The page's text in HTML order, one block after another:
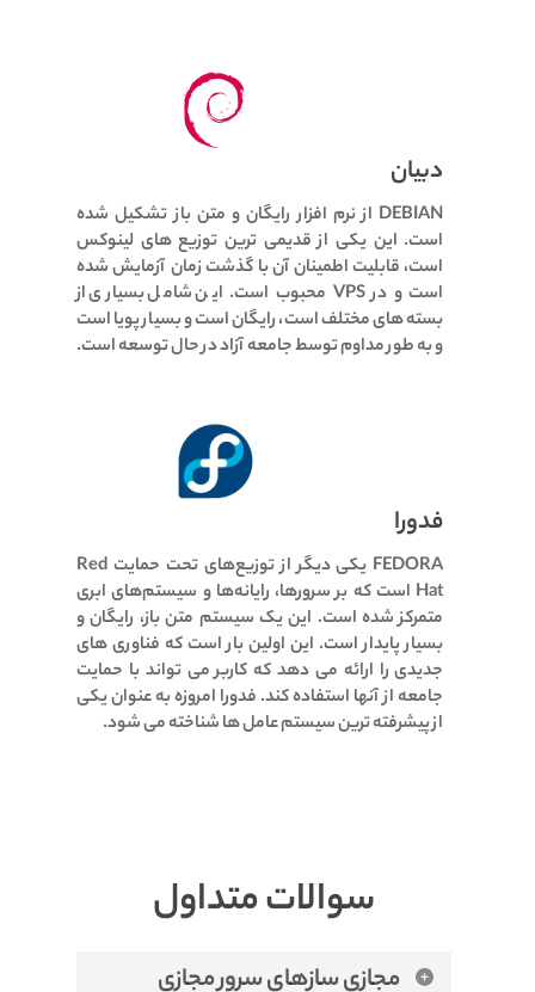
دبیان
DEBIAN از نرم افزار رایگان و متن باز تشکیل شده
است. این یکی از قدیمی ترین توزیع های لینوکس
است، قابلیت اطمینان آن با گذشت زمان آزمایش شده
است و در VPS محبوب است.
این شامل بسیاری از
بسته های مختلف است، رایگان است و بسیار پویا است
و به طور مداوم توسط جامعه آزاد در حال توسعه است.
فدورا
FEDORA یکی دیگر از توزیع‌های تحت حمایت Red
Hat است که بر سرورها، رایانه‌ها و سیستم‌های ابری
متمرکز شده است. این یک سیستم متن باز، رایگان و
بسیار پایدار است. این اولین بار است که فناوری های
جدیدی را ارائه می دهد که کاربر می تواند با حمایت
جامعه از آنها استفاده کند. فدورا امروزه به عنوان یکی
از پیشرفته ترین سیستم عامل ها شناخته می شود.
سوالات متداول
مجازی سازهای سرور مجازی